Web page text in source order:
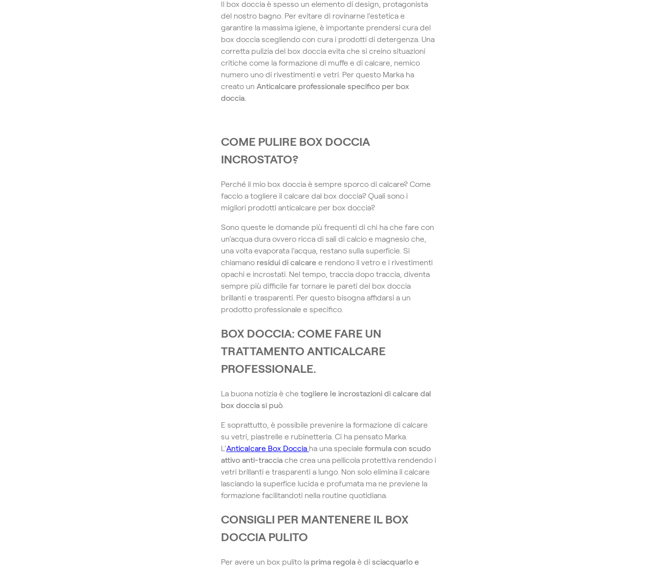
Il box doccia è spesso un elemento di design, protagonista
del nostro bagno. Per evitare di rovinarne l’estetica e
garantire la massima igiene, è importante prendersi cura del
box doccia scegliendo con cura i prodotti di detergenza. Una
corretta pulizia del box doccia evita che si creino situazioni
critiche come la formazione di muffe e di calcare, nemico
numero uno di rivestimenti e vetri. Per questo Marka ha
creato un Anticalcare professionale specifico per box
doccia.
COME PULIRE BOX DOCCIA
INCROSTATO?
Perché il mio box doccia è sempre sporco di calcare? Come
faccio a togliere il calcare dal box doccia? Quali sono i
migliori prodotti anticalcare per box doccia?
Sono queste le domande più frequenti di chi ha che fare con
un’acqua dura ovvero ricca di sali di calcio e magnesio che,
una volta evaporata l’acqua, restano sulla superficie. Si
chiamano residui di calcare e rendono il vetro e i rivestimenti
opachi e incrostati. Nel tempo, traccia dopo traccia, diventa
sempre più difficile far tornare le pareti del box doccia
brillanti e trasparenti. Per questo bisogna affidarsi a un
prodotto professionale e specifico.
BOX DOCCIA: COME FARE UN
TRATTAMENTO ANTICALCARE
PROFESSIONALE.
La buona notizia è che togliere le incrostazioni di calcare dal
box doccia si può
E soprattutto, è possibile prevenire la formazione di calcare
su vetri, piastrelle e rubinetteria. Ci ha pensato Marka.
L’Anticalcare Box Doccia ha una speciale formula con scudo
attivo anti-traccia che crea una pellicola protettiva rendendo i
vetri brillanti e trasparenti a lungo. Non solo elimina il calcare
lasciando la superfice lucida e profumata ma ne previene la
formazione facilitandoti nella routine quotidiana.
CONSIGLI PER MANTENERE IL BOX
DOCCIA PULITO
Per avere un box pulito la prima regola è di sciacquarlo e